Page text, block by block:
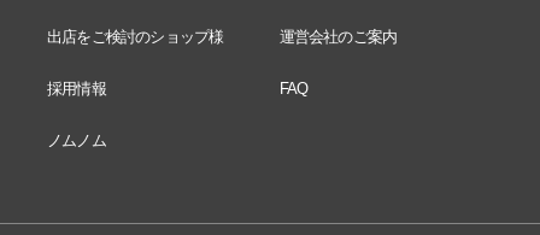
出店をご検討のショップ様 運営会社のご案内
採用情報 FAQ
ノムノム